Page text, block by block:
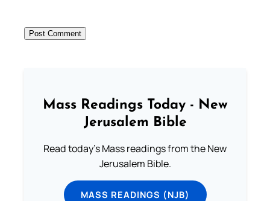
Mass Readings Today - New
Jerusalem Bible
Read today's Mass readings from the New
Jerusalem Bible.
MASS READINGS (NJB)